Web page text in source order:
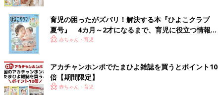
くりしました。
医師からきっとこの2つが原因なんでしょうと言われて、アドバ
イスをもらい、空気清浄機を設置したり、部屋の布製のカーテン
を全部撤去して掃除がしやすいブラインドにしてみたりと徹底的
に環境を整えたのですが…。残念ながら、長男の症状が劇的に改
善することはありませんでした。
育児の困ったがズバリ！解決する本『ひよこクラブ
夏号』 4カ月～2才になるまで、育児に役立つ情報が
いっぱい！
赤ちゃん・育児
アカチャンホンポでたまひよ雑誌を買うとポイント10
倍【期間限定】
赤ちゃん・育児